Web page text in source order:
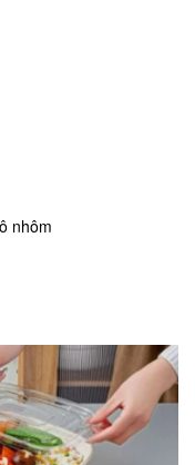
nhôm